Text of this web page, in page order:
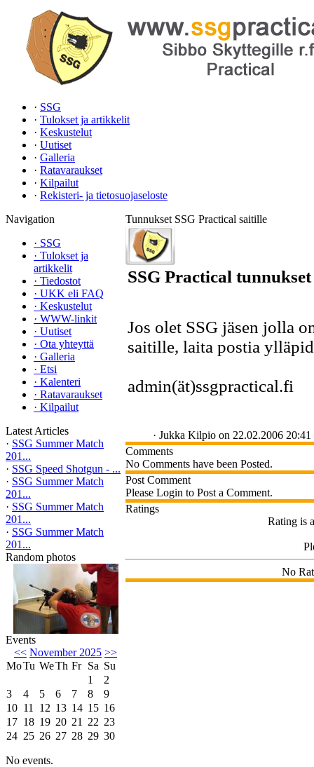
· SSG
· Tulokset ja artikkelit
· Keskustelut
· Uutiset
· Galleria
· Ratavaraukset
· Kilpailut
· Rekisteri- ja tietosuojaseloste
Navigation
· SSG
· Tulokset ja
artikkelit
· Tiedostot
· UKK eli FAQ
· Keskustelut
· WWW-linkit
· Uutiset
· Ota yhteyttä
· Galleria
· Etsi
· Kalenteri
· Ratavaraukset
· Kilpailut
Latest Articles
· SSG Summer Match
201...
· SSG Speed Shotgun - ...
· SSG Summer Match
201...
· SSG Summer Match
201...
· SSG Summer Match
201...
Random photos
Events
<< November 2025 >>
MoTu WeTh Fr Sa Su
1
2
3
4 5 6 7 8
9
10 11 12 13 14 15 16
17 18 19 20 21 22 23
24 25 26 27 28 29 30
No events.
Tunnukset SSG Practical saitille
SSG Practical tunnukset
Jos olet SSG jäsen jolla
saitille, laita postia
admin(ät)ssgpractical.fi
· Jukka Kilpioon 22.02.2006 20:41
Comments
No Comments have been Posted.
Post Comment
Please Login to Post a Comment.
Ratings
Rating is
No